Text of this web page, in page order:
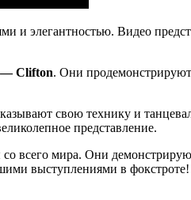
и элегантностью. Видео
— Clifton. Они
свою технику и
представление.
всего мира. Они
выступлениями в фокстроте!